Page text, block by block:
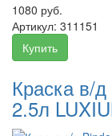
1080 руб.
Артикул: 311151
Купить
Краска в/
2.5л